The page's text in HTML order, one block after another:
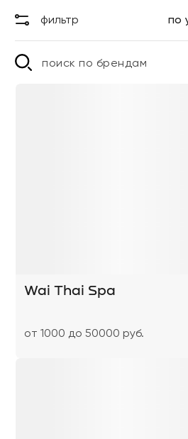
фильтр
поиск по брендам
Wai Thai Spa
от 1000 до 50000 руб.